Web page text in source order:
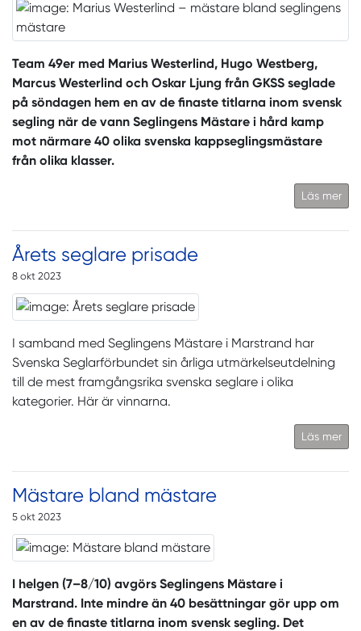
Team 49er med Marius Westerlind, Hugo Westberg,
Marcus Westerlind och Oskar Ljung från GKSS seglade
på söndagen hem en av de finaste titlarna inom svensk
segling när de vann Seglingens Mästare i hård kamp
mot närmare 40 olika svenska kappseglingsmästare
från olika klasser.
Läs mer
Årets seglare prisade
8 okt 2023
I samband med Seglingens Mästare i Marstrand har
Svenska Seglarförbundet sin årliga utmärkelseutdelning
till de mest framgångsrika svenska seglare i olika
kategorier. Här är vinnarna.
Läs mer
Mästare bland mästare
5 okt 2023
I helgen (7–8/10) avgörs Seglingens Mästare i
Marstrand. Inte mindre än 40 besättningar gör upp om
en av de finaste titlarna inom svensk segling. Det